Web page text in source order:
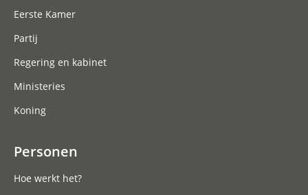
Eerste Kamer
Partij
Regering en kabinet
Ministeries
Koning
Personen
Hoe werkt het?